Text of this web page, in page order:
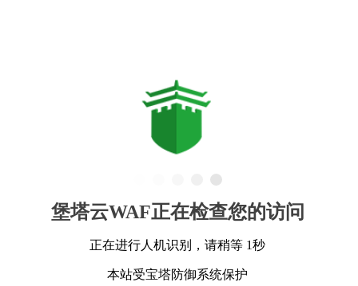
堡塔云WAF正在检查您的访问
正在进行人机识别，请稍等 1秒
本站受宝塔防御系统保护